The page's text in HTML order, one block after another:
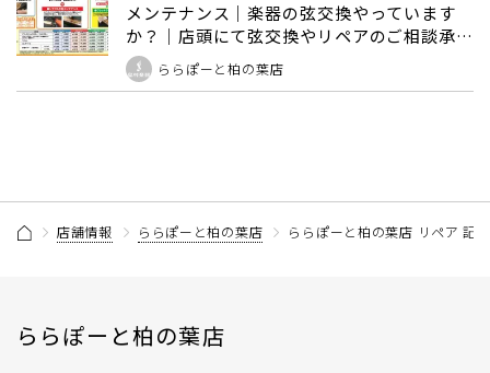
メンテナンス｜楽器の弦交換やっています
か？｜店頭にて弦交換やリペアのご相談承り
ます。ららぽーと柏の葉店
店舗情報 ららぽーと柏の葉店 ららぽーと柏の葉店 リペア 記
ららぽーと柏の葉店